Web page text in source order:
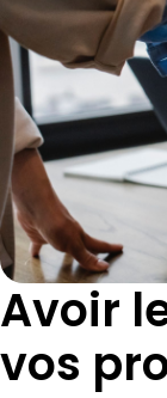
Avoir
vos